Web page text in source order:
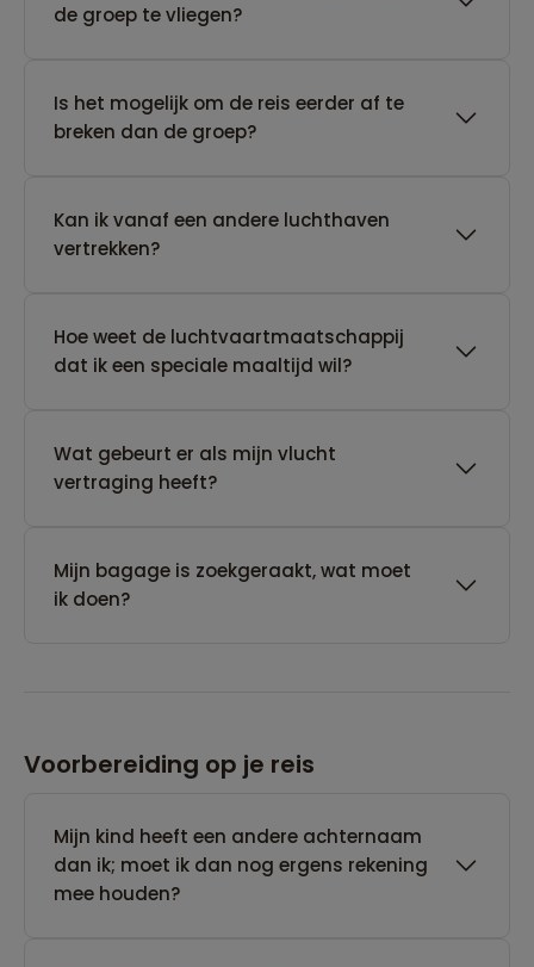
de groep te vliegen?
Is het mogelijk om de reis eerder af te
breken dan de groep?
Kan ik vanaf een andere luchthaven
vertrekken?
Hoe weet de luchtvaartmaatschappij
dat ik een speciale maaltijd wil?
Wat gebeurt er als mijn vlucht
vertraging heeft?
Mijn bagage is zoekgeraakt, wat moet
ik doen?
Voorbereiding op je reis
Mijn kind heeft een andere achternaam
dan ik; moet ik dan nog ergens rekening
mee houden?